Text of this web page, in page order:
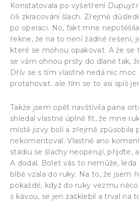
Konstatovala po vyšetření
čili zkracování šlach. Zřejmě
po operaci. No, fakt mne
řekne, že na to není žádné řešení,
které se mohou opakovat. A že se
se vám ohnou prsty do dlaně tak,
Dřív se s tím vlastně nedá nic moc
protahovat…ale tím se to asi spíš
Takže jsem opět navštívila pana
shledal vlastně úplně fit, že mne
místě jizvy bolí a zřejmě způsobila
nekomentoval. Vlastně ano
stádiu se šlachy neoperují, přijďte,
A dodal. Bolet vás to nemůže,
blbě vzala do ruky. Na to, že jsem
pokaždé, když do ruky vezmu
s kávou, se jen zašklebil a trval na